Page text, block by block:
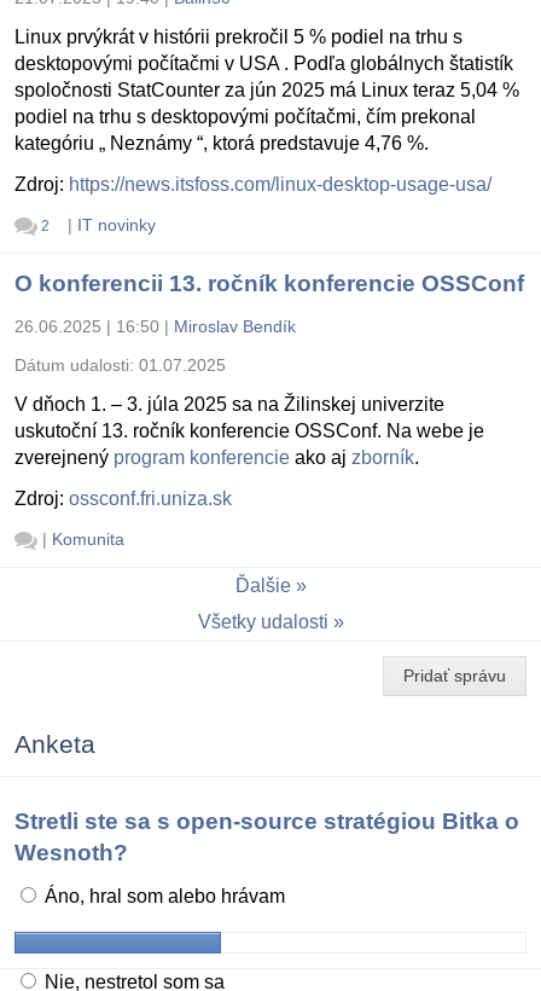
Linux prvýkrát v histórii prekročil 5 % podiel na trhu s
desktopovými počítačmi v USA . Podľa globálnych štatistík
spoločnosti StatCounter za jún 2025 má Linux teraz 5,04 %
podiel na trhu s desktopovými počítačmi, čím prekonal
kategóriu „ Neznámy “, ktorá predstavuje 4,76 %.
Zdroj: https://news.itsfoss.com/linux-desktop-usage-usa/
2 | IT novinky
O konferencii 13. ročník konferencie OSSConf
26.06.2025 | 16:50 | Miroslav Bendík
Dátum udalosti: 01.07.2025
V dňoch 1. – 3. júla 2025 sa na Žilinskej univerzite
uskutoční 13. ročník konferencie OSSConf. Na webe je
zverejnený program konferencie ako aj zborník.
Zdroj: ossconf.fri.uniza.sk
| Komunita
Ďalšie
Všetky udalosti
Pridať správu
Anketa
Stretli ste sa s open-source stratégiou Bitka o
Wesnoth?
Áno, hral som alebo hrávam
Nie, nestretol som sa